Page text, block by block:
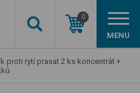
0
MENU
proti rytí prasat 2 ks koncentrát +